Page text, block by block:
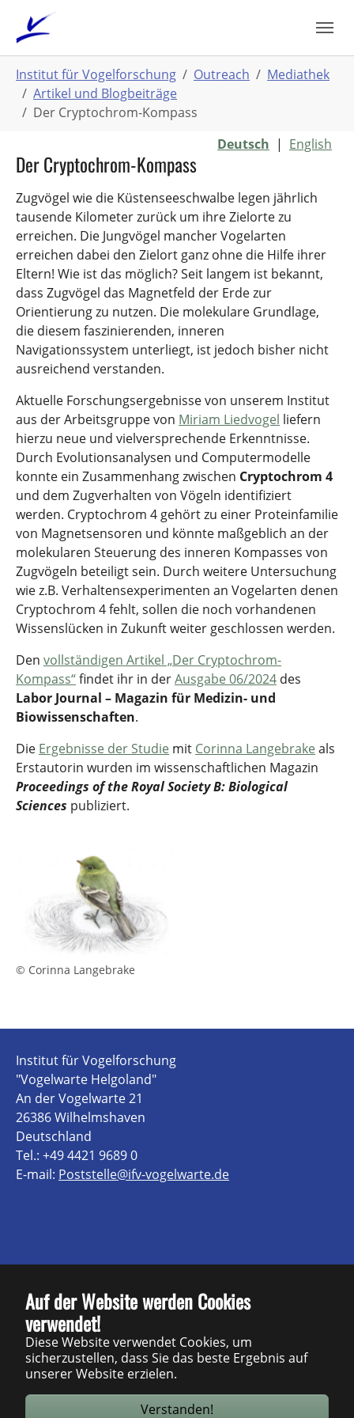
Auf der Website werden Cookies
verwendet!
Diese Website verwendet Cookies, um
sicherzustellen, dass Sie das beste Ergebnis auf
unserer Website erzielen.
Verstanden!
Hauptinhalt
springen
sind
hier:
Institut für Vogelforschung Outreach
Mediathek
Artikel und Blogbeiträge
Der Cryptochrom-Kompass
Deutsch | English
© Corinna Langebrake
Der Cryptochrom-Kompass
Zugvögel wie die Küstenseeschwalbe legen jährlich
tausende Kilometer zurück um ihre Zielorte zu
erreichen. Die Jungvögel mancher Vogelarten
erreichen dabei den Zielort ganz ohne die Hilfe ihrer
Eltern! Wie ist das möglich? Seit langem ist bekannt,
dass Zugvögel das Magnetfeld der Erde zur
Orientierung zu nutzen. Die molekulare Grundlage,
die diesem faszinierenden, inneren
Navigationssystem unterliegt, ist jedoch bisher nicht
ausreichend verstanden.
Aktuelle Forschungsergebnisse von unserem Institut
aus der Arbeitsgruppe von Miriam Liedvogel liefern
hierzu neue und vielversprechende Erkenntnisse.
Durch Evolutionsanalysen und Computermodelle
konnte ein Zusammenhang zwischen Cryptochrom 4
und dem Zugverhalten von Vögeln identifiziert
werden. Cryptochrom 4 gehört zu einer Proteinfamilie
von Magnetsensoren und könnte maßgeblich an der
molekularen Steuerung des inneren Kompasses von
Zugvögeln beteiligt sein. Durch weitere Untersuchung
wie z.B. Verhaltensexperimenten an Vogelarten denen
Cryptochrom 4 fehlt, sollen die noch vorhandenen
Wissenslücken in Zukunft weiter geschlossen werden.
Den vollständigen Artikel „Der Cryptochrom-
Kompass“findet ihr in derAusgabe 06/2024 des
Labor Journal – Magazin für Medizin- und
Biowissenschaften.
Die Ergebnisse der Studie mit Corinna Langebrake als
Erstautorin wurden im wissenschaftlichen Magazin
Proceedings of the Royal Society B: Biological
Sciences publiziert.
Institut für Vogelforschung
"Vogelwarte Helgoland"
An der Vogelwarte 21
26386 Wilhelmshaven
Deutschland
Tel.: +49 4421 9689 0
E-mail: Poststelle@ifv-vogelwarte.de
Impressum
Datenschutz
Barrierefreiheit